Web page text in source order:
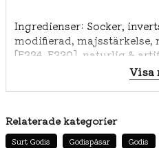
Ingredienser: Socker,
modifierad, majsstärkelse,
[E334, E330], naturlig &
Innehåller en
Näringsinformation: Per
Visa
Relaterade kategorier
Surt Godis Godispåsar Godis